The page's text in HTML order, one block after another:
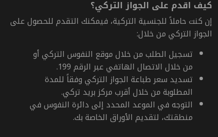
كيف اقدم على الجواز التركي؟
إن كنت حاملاً للجنسية التركية، فيمكنك التقدم للحصول على
الجواز التركي من خلال:
تسجيل الطلب من خلال موقع النفوس التركي أو
من خلال الاتصال الهاتفي عبر الرقم 199.
تسديد سعر طباعة الجواز التركي وفقاً للمدة
المطلوبة من خلال أقرب مركز بريد تركي.
التوجه في الموعد المحدد إلى دائرة النفوس في
منطقتك، لتقديم الأوراق الخاصة بك.